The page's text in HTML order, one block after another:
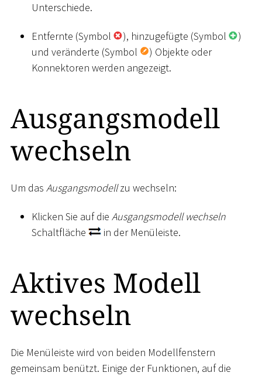
Unterschiede.
Entfernte (Symbol ), hinzugefügte (Symbol
)
und veränderte (Symbol
) Objekte oder
Konnektoren werden angezeigt.
Ausgangsmodell
wechseln
Um das Ausgangsmodellzu wechseln:
Klicken Sie auf die Ausgangsmodell wechseln
Schaltfläche
in der Menüleiste.
Aktives Modell
wechseln
Die Menüleiste wird von beiden Modellfenstern
gemeinsam benützt. Einige der Funktionen, auf die